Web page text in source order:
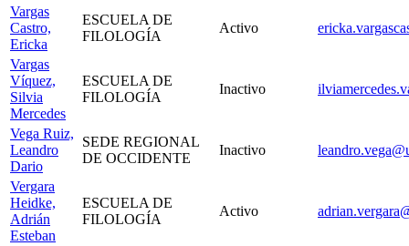
Vargas
Castro,
Ericka
ESCUELA DE
FILOLOGÍA
Activo
Vargas
Víquez,
Silvia
Mercedes
ESCUELA DE
FILOLOGÍA
Inactivo
Vega Ruiz,
Leandro
Dario
SEDE REGIONAL
DE OCCIDENTE
Inactivo
Vergara
Heidke,
Adrián
Esteban
ESCUELA DE
FILOLOGÍA
Activo